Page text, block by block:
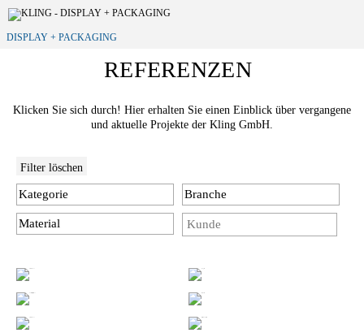
DISPLAY + PACKAGING
REFERENZEN
Klicken Sie sich durch! Hier erhalten Sie einen Einblick über vergangene
und aktuelle Projekte der Kling GmbH.
Filter löschen
Kategorie Branche
Material